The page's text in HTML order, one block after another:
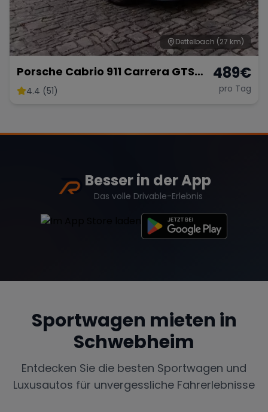
Bentley Rolls Royce Aston Martin
Bugatti Lotus Maserati
Range Rover Corvette
Dettelbach (27 km)
Porsche Cabrio 911 Carrera GTS
mieten
4.4 (51)
489€
pro Tag
Besser in der App
Das volle Drivable-Erlebnis
Sportwagen mieten in
Schwebheim
Entdecken Sie die besten Sportwagen und
Luxusautos für unvergessliche Fahrerlebnisse